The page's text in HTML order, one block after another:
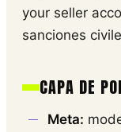
your seller
sanciones
CAPA DE
Meta: